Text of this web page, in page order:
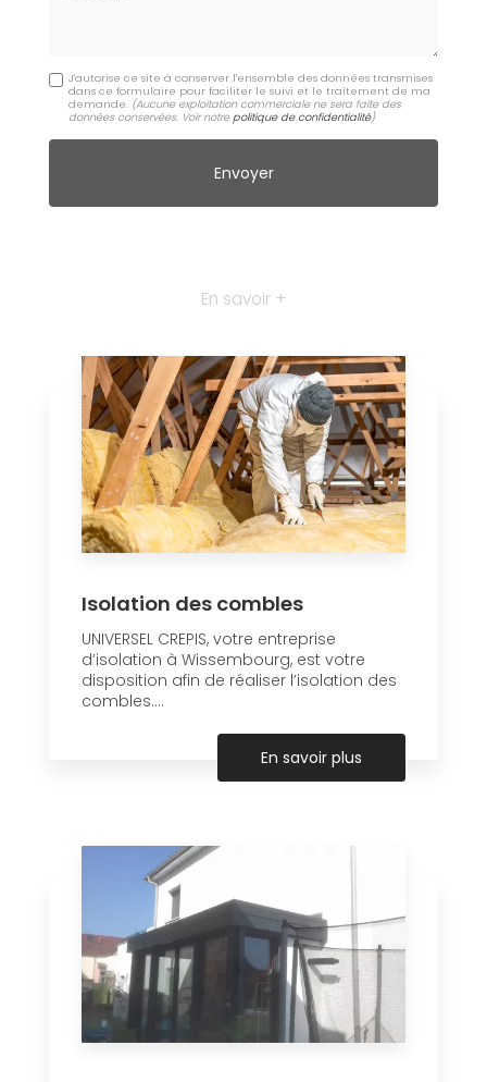
J'autorise ce site à conserver l'ensemble des données transmises
dans ce formulaire pour faciliter le suivi et le traitement de ma
demande. (Aucune exploitation commerciale ne sera faite des
données conservées. Voir notrepolitique de confidentialité)
En savoir +
Isolation des combles
UNIVERSEL CREPIS, votre entreprise
d’isolation à Wissembourg, est votre
disposition afin de réaliser l’isolation des
combles....
En savoir plus